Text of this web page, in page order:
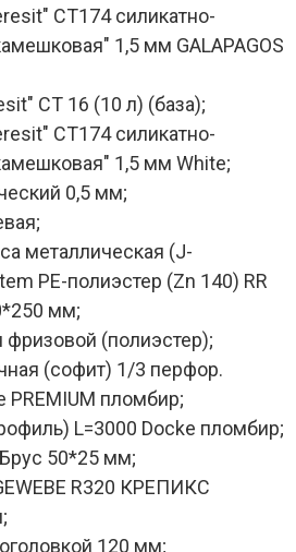
СТ174 силикатно-
1,5 мм GALAPAGOS
СТ 16 (10 л) (база);
СТ174 силикатно-
1,5 мм White;
0,5 мм;
металлическая (J-
PE-полиэстер (Zn 140) RR
мм;
(полиэстер);
(софит) 1/3 перфор.
PREMIUM пломбир;
L=3000 Docke пломбир;
50*25 мм;
R320 КРЕПИКС
120 мм;